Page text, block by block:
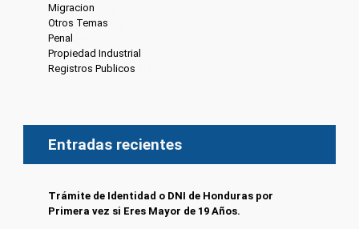
Migracion
Otros Temas
Penal
Propiedad Industrial
Registros Publicos
Entradas recientes
Trámite de Identidad o DNI de Honduras por
Primera vez si Eres Mayor de 19 Años.